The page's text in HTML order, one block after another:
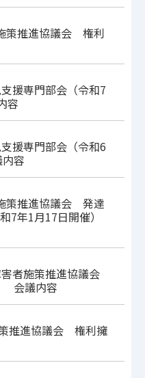
策推進協議会 権利
援専門部会（令和7
容
援専門部会（令和6
容
策推進協議会 発達
7年1月17日開催）
者施策推進協議会
会議内容
推進協議会 権利擁